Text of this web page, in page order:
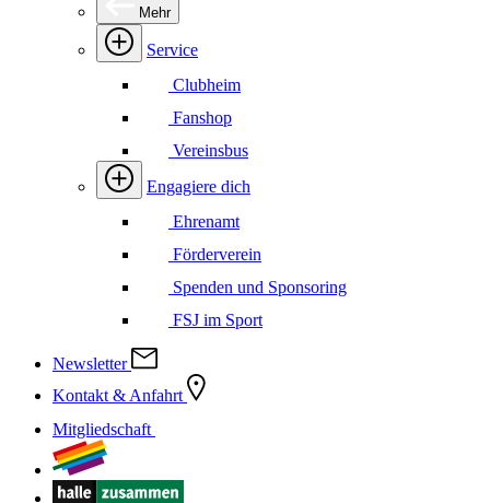
Mehr
Service
Clubheim
Fanshop
Vereinsbus
Engagiere dich
Ehrenamt
Förderverein
Spenden und Sponsoring
FSJ im Sport
Newsletter
Kontakt & Anfahrt
Mitgliedschaft